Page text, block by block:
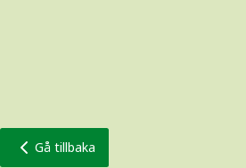
Gå tillbaka